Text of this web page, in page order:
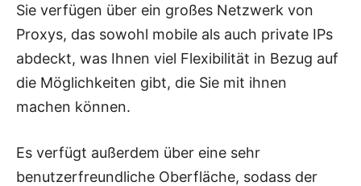
Sie verfügen über ein großes Netzwerk von
Proxys, das sowohl mobile als auch private IPs
abdeckt, was Ihnen viel Flexibilität in Bezug auf
die Möglichkeiten gibt, die Sie mit ihnen
machen können.
Es verfügt außerdem über eine sehr
benutzerfreundliche Oberfläche, sodass der